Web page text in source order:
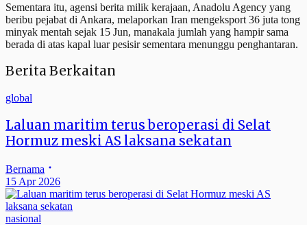
Sementara itu, agensi berita milik kerajaan, Anadolu Agency yang
beribu pejabat di Ankara, melaporkan Iran mengeksport 36 juta tong
minyak mentah sejak 15 Jun, manakala jumlah yang hampir sama
berada di atas kapal luar pesisir sementara menunggu penghantaran.
Berita Berkaitan
global
Laluan maritim terus beroperasi di Selat
Hormuz meski AS laksana sekatan
Bernama
15 Apr 2026
nasional